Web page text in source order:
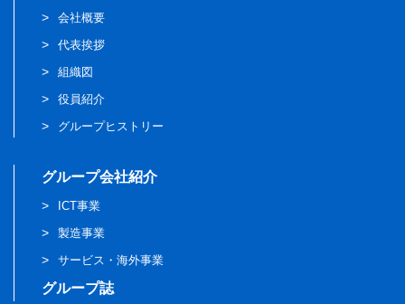
会社概要
代表挨拶
組織図
役員紹介
グループヒストリー
グループ会社紹介
ICT事業
製造事業
サービス・海外事業
グループ誌